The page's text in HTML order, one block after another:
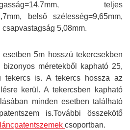
teljes
belső szélesség=9,65mm,
5,08mm.
5m hosszú tekercsekben
méretekből kapható 25,
tekercs is. A tekercs hossza az
kerül. A tekercsben kapható
minden esetben található
is.További összekötő
láncpatentszemek csoportban.